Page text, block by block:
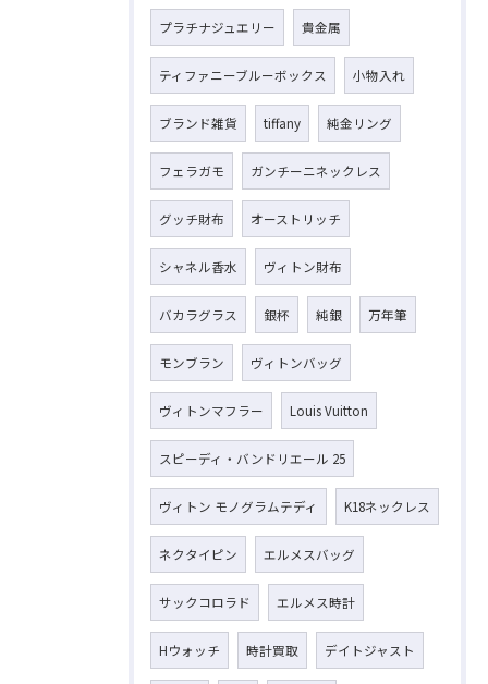
プラチナジュエリー 貴金属
ティファニーブルーボックス 小物入れ
ブランド雑貨 tiffany 純金リング
フェラガモ ガンチーニネックレス
グッチ財布 オーストリッチ
シャネル香水 ヴィトン財布
バカラグラス 銀杯 純銀 万年筆
モンブラン ヴィトンバッグ
ヴィトンマフラー Louis Vuitton
スピーディ・バンドリエール 25
ヴィトン モノグラムテディ K18ネックレス
ネクタイピン エルメスバッグ
サックコロラド エルメス時計
Hウォッチ 時計買取 デイトジャスト